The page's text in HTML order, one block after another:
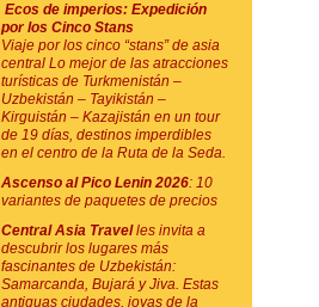
Ecos de imperios: Expedición
por los Cinco Stans
Viaje por los cinco “stans” de asia
central Lo mejor de las atracciones
turísticas de Turkmenistán –
Uzbekistán – Tayikistán –
Kirguistán – Kazajistán en un tour
de 19 días, destinos imperdibles
en el centro de la Ruta de la Seda.
Ascenso al Pico Lenin 2026: 10
variantes de paquetes de precios
Central Asia Travelles invita a
descubrir los lugares más
fascinantes de Uzbekistán:
Samarcanda, Bujará y Jiva. Estas
antiguas ciudades, joyas de la